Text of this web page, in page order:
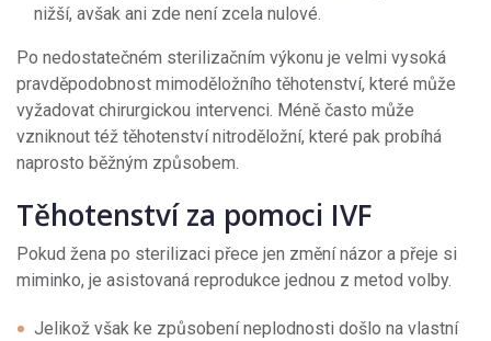
nižší, avšak ani zde není zcela nulové.
Po nedostatečném sterilizačním výkonu je velmi vysoká
pravděpodobnost mimoděložního těhotenství, které může
vyžadovat chirurgickou intervenci. Méně často může
vzniknout též těhotenství nitroděložní, které pak probíhá
naprosto běžným způsobem.
Těhotenství za pomoci IVF
Pokud žena po sterilizaci přece jen změní názor a přeje si
miminko, je asistovaná reprodukce jednou z metod volby.
Jelikož však ke způsobení neplodnosti došlo na vlastní